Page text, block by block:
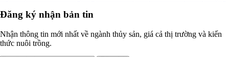
Đăng ký nhận bản tin
Nhận thông tin mới nhất về ngành thủy sản, giá cả thị trường và kiến
thức nuôi trồng.